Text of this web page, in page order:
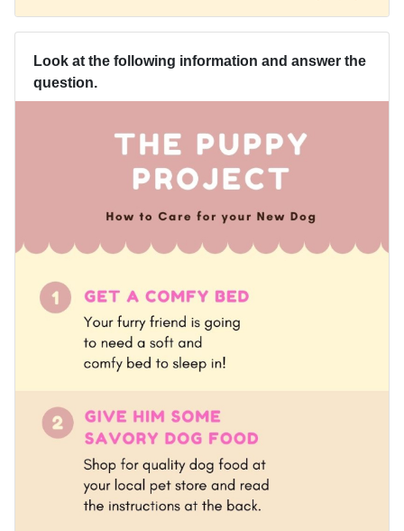
Look at the following information and answer the
question.